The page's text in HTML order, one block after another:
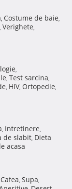
, Costume de baie,
, Verighete,
,
, Test sarcina,
, HIV, Ortopedie,
, Intretinere,
de slabit, Dieta
acasa
Cafea, Supa,